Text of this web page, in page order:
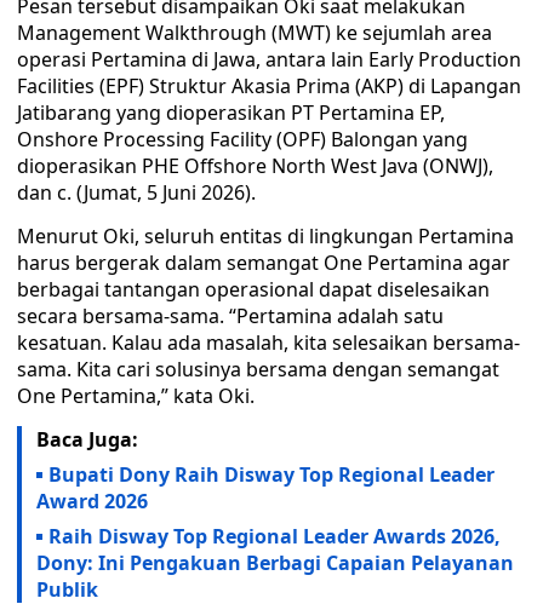
Pesan tersebut disampaikan Oki saat melakukan
Management Walkthrough (MWT) ke sejumlah area
operasi Pertamina di Jawa, antara lain Early Production
Facilities (EPF) Struktur Akasia Prima (AKP) di Lapangan
Jatibarang yang dioperasikan PT Pertamina EP,
Onshore Processing Facility (OPF) Balongan yang
dioperasikan PHE Offshore North West Java (ONWJ),
dan c. (Jumat, 5 Juni 2026).
Menurut Oki, seluruh entitas di lingkungan Pertamina
harus bergerak dalam semangat One Pertamina agar
berbagai tantangan operasional dapat diselesaikan
secara bersama-sama. “Pertamina adalah satu
kesatuan. Kalau ada masalah, kita selesaikan bersama-
sama. Kita cari solusinya bersama dengan semangat
One Pertamina,” kata Oki.
Baca Juga:
Bupati Dony Raih Disway Top Regional Leader
Award 2026
Raih Disway Top Regional Leader Awards 2026,
Dony: Ini Pengakuan Berbagi Capaian Pelayanan
Publik